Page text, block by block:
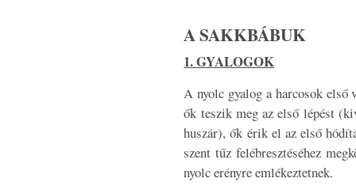
A SAKKBÁBUK
1. GYALOGOK
A nyolc gyalog a harcosok első
ők teszik meg az első lépést
huszár), ők érik el az első
szent tűz felébresztéséhez
nyolc erényre emlékeztetnek.